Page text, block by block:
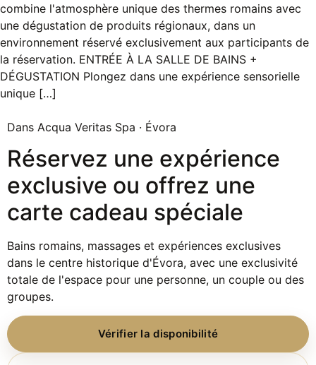
combine l'atmosphère unique des thermes romains avec
une dégustation de produits régionaux, dans un
environnement réservé exclusivement aux participants de
la réservation. ENTRÉE À LA SALLE DE BAINS +
DÉGUSTATION Plongez dans une expérience sensorielle
unique […]
Dans Acqua Veritas Spa · Évora
Réservez une expérience
exclusive ou offrez une
carte cadeau spéciale
Bains romains, massages et expériences exclusives
dans le centre historique d'Évora, avec une exclusivité
totale de l'espace pour une personne, un couple ou des
groupes.
Vérifier la disponibilité